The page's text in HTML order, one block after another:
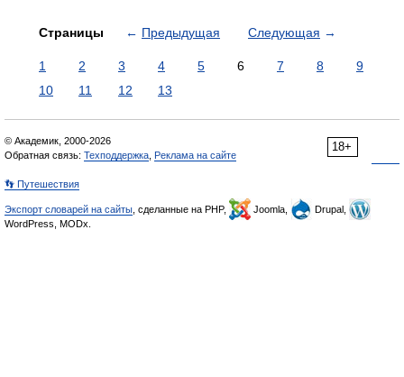
Страницы ← Предыдущая Следующая →
1 2 3 4 5 6 7 8
9
10
11 12 13
18+
© Академик, 2000-2026
Обратная связь: Техподдержка Реклама на сайте
👣 Путешествия
Экспорт словарей на сайты , сделанные на PHP, Joomla,
Drupal,
WordPress, MODx.